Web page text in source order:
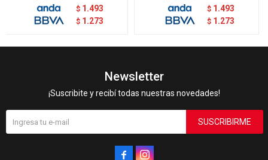
$ 1.493
$ 1.273
$ 1.493
$ 1.273
Newsletter
¡Suscribite y recibí todas nuestras novedades!
SUSCRIBIRME
 